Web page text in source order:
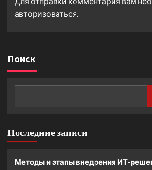
авторизоваться.
Поиск
Последние записи
Методы и этапы внедрения ИТ-